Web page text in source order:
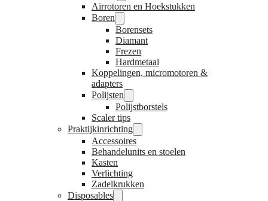
Airrotoren en Hoekstukken
Boren
Borensets
Diamant
Frezen
Hardmetaal
Koppelingen, micromotoren &
adapters
Polijsten
Polijstborstels
Scaler tips
Praktijkinrichting
Accessoires
Behandelunits en stoelen
Kasten
Verlichting
Zadelkrukken
Disposables